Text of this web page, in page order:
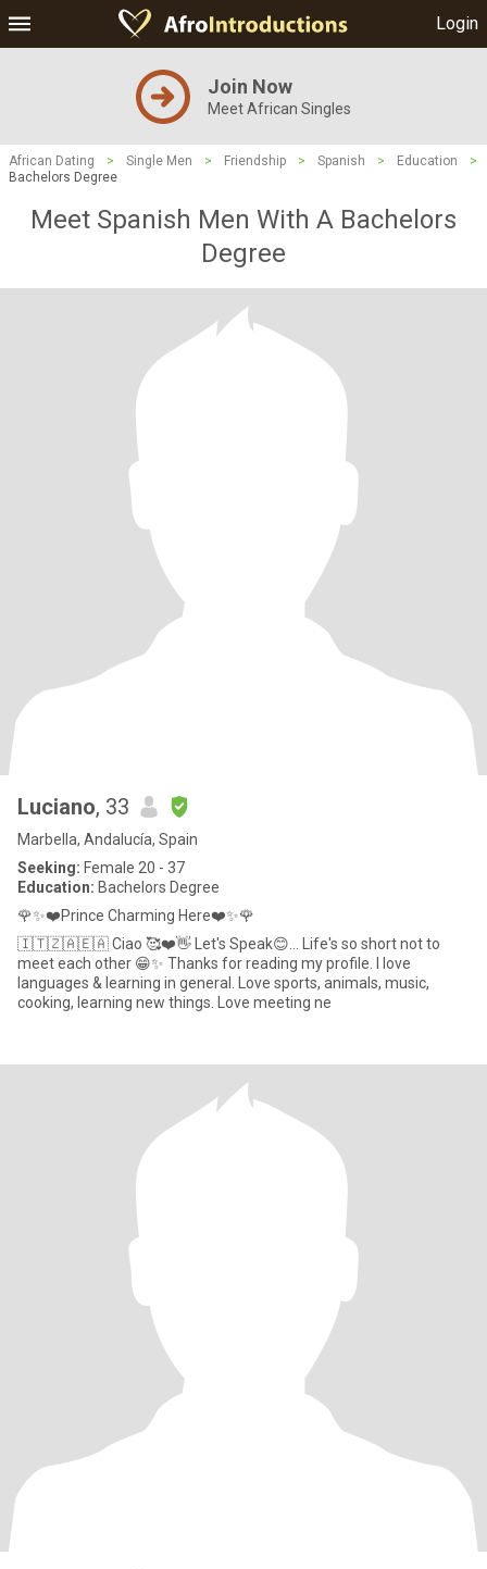
Login
Join Now
Meet African Singles
African Dating > Single Men > Friendship > Spanish > Education
>
Bachelors Degree
Meet Spanish Men With A Bachelors
Degree
Luciano, 33
Marbella, Andalucía, Spain
Seeking: Female 20 - 37
Education: Bachelors Degree
🌹✨❤️Prince Charming Here❤️✨🌹
🇮🇹🇿🇦🇪🇦 Ciao 🥰❤️👋 Let's Speak😊... Life's so short not to
meet each other 😁✨ Thanks for reading my profile. I love
languages & learning in general. Love sports, animals, music,
cooking, learning new things. Love meeting ne